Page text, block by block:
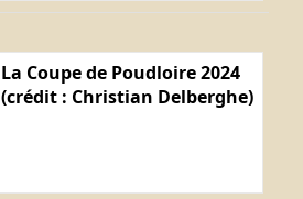
La Coupe de Poudloire 2024
(crédit : Christian Delberghe)